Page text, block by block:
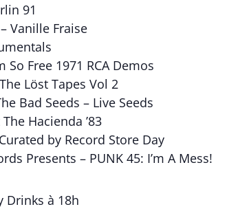
91
Vanille Fraise
So Free 1971 RCA Demos
Löst Tapes Vol 2
Bad Seeds – Live Seeds
Hacienda ’83
by Record Store Day
Presents – PUNK 45: I’m A Mess!
Drinks à 18h